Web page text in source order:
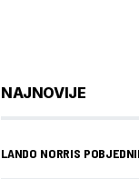
NAJNOVIJE
LANDO NORRIS